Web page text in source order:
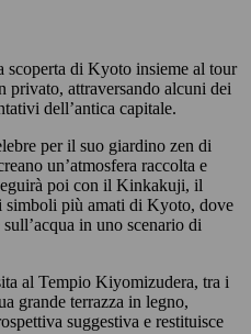
scoperta di Kyoto insieme al tour
privato, attraversando alcuni dei
dell’antica capitale.
per il suo giardino zen di
un’atmosfera raccolta e
poi con il Kinkakuji, il
simboli più amati di Kyoto, dove
in uno scenario di
al Tempio Kiyomizudera, tra i
grande terrazza in legno,
suggestiva e restituisce